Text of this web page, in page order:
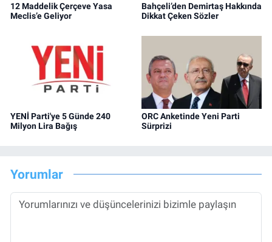
12 Maddelik Çerçeve Yasa
Meclis’e Geliyor
Bahçeli’den Demirtaş Hakkında
Dikkat Çeken Sözler
YENİ Parti'ye 5 Günde 240
Milyon Lira Bağış
ORC Anketinde Yeni Parti
Sürprizi
Yorumlar